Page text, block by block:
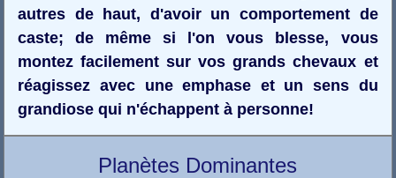
autres de haut, d'avoir un comportement de
caste; de même si l'on vous blesse, vous
montez facilement sur vos grands chevaux et
réagissez avec une emphase et un sens du
grandiose qui n'échappent à personne!
Planètes Dominantes